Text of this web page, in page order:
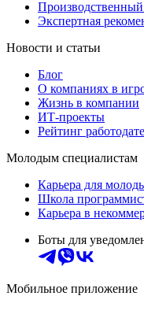
Производственный
Экспертная
Новости и статьи
Блог
О компаниях в
Жизнь в компании
ИТ-проекты
Рейтинг
Молодым специалистам
Карьера для
Школа
Карьера в
Боты для
Мобильное приложение